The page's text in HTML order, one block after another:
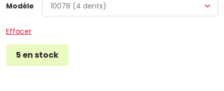
Modèle
Effacer
5 en stock